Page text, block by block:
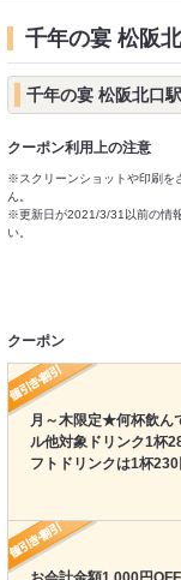
千年の宴 松阪
千年の宴 松阪北口
クーポン利用上の注意
※スクリーンショットや印刷を
ん。
※更新日が2021/3/31以前の情
い。
クーポン
月～木限定★何杯飲ん
ル他対象ドリンク1杯
フトドリンクは1杯230